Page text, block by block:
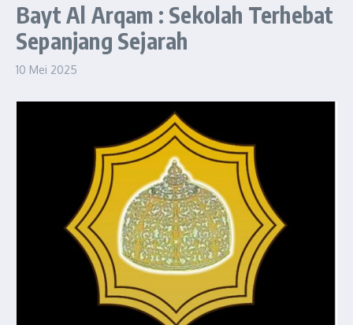
Bayt Al Arqam : Sekolah Terhebat
Sepanjang Sejarah
10 Mei 2025